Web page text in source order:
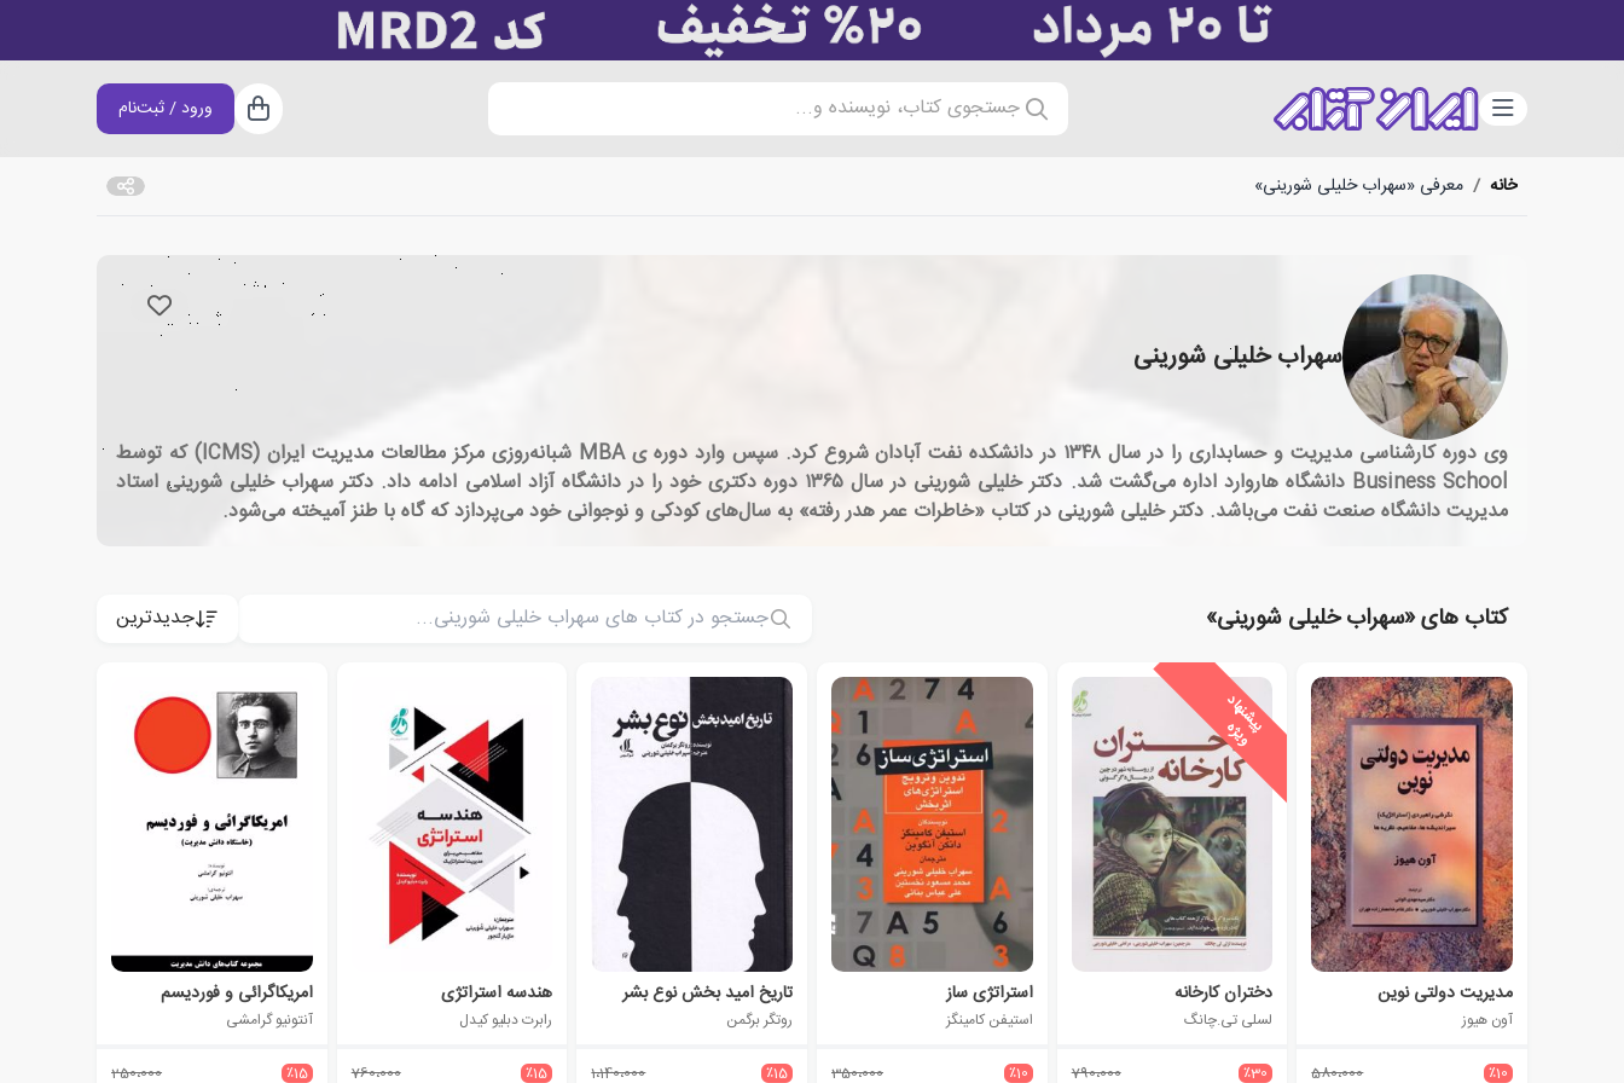
دسته‌بندی جستجوی کتاب، نویسنده و... سبد خرید
ورود / ثبت‌نام
خانه / معرفی «سهراب خلیلی شورینی»
سهراب خلیلی شورینی
وی دوره کارشناسی مدیریت و حسابداری را در سال ۱۳۴۸ در دانشکده نفت آبادان شروع کرد. سپس وارد دوره ی MBA شبانه‌روزی مرکز مطالعات مدیریت ایران (ICMS) که توسط
Business School دانشگاه هاروارد اداره می‌گشت شد. دکتر خلیلی شورینی در سال ۱۳۶۵ دوره دکتری خود را در دانشگاه آزاد اسلامی ادامه داد. دکتر سهراب خلیلی شورینی استاد
مدیریت دانشگاه صنعت نفت می‌باشد. دکتر خلیلی شورینی در کتاب «خاطرات عمر هدر رفته» به سال­‌های کودکی و نوجوانی خود می‌­پردازد که گاه با طنز آمیخته می‌­شود.
کتاب های «سهراب خلیلی شورینی» جدیدترین
مدیریت دولتی نوین
آون هیوز
٪10 580،000
پ
ی
ش
ن
ه
ا
د
و
ی
ژ
ه
دختران کارخانه
لسلی تی.چانگ
٪30 790،000
استراتژی ساز
استیفن کامینگز
٪10 350،000
تاریخ امید بخش نوع بشر
روتگر برگمن
٪15 1،140،000
هندسه استراتژی
رابرت دبلیو کیدل
٪15 760،000
امریکاگرائی و فوردیسم
آنتونیو گرامشی
٪15 250،000